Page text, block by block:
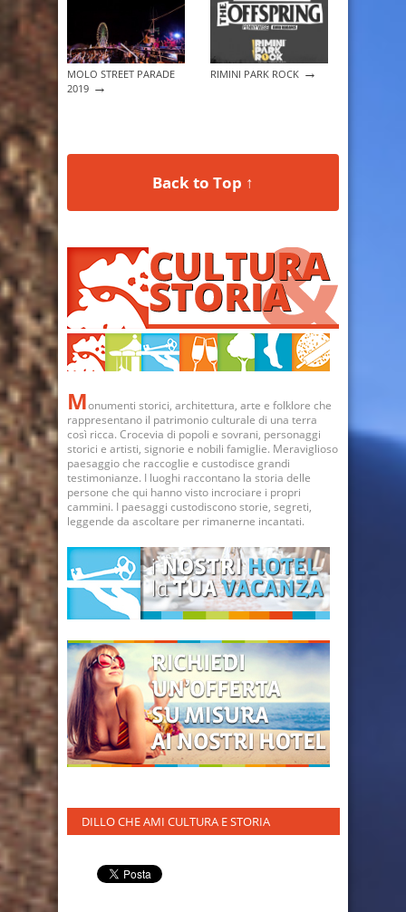
MOLO STREET PARADE
2019 →
RIMINI PARK ROCK →
Back to Top ↑
Monumenti storici, architettura, arte e folklore che
rappresentano il patrimonio culturale di una terra
così ricca. Crocevia di popoli e sovrani, personaggi
storici e artisti, signorie e nobili famiglie. Meraviglioso
paesaggio che raccoglie e custodisce grandi
testimonianze. I luoghi raccontano la storia delle
persone che qui hanno visto incrociare i propri
cammini. I paesaggi custodiscono storie, segreti,
leggende da ascoltare per rimanerne incantati.
DILLO CHE AMI CULTURA E STORIA